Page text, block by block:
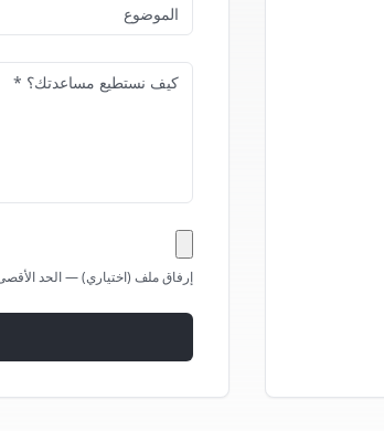
إرفاق ملف (اختياري) — الحد الأقصى 10